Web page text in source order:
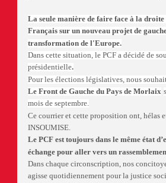
La seule manière de faire face à la
Français sur un nouveau projet de
transformation de l'Europe.
Dans cette situation, le PCF a décidé de
présidentielle.
Pour les élections législatives, nous
Le Front de Gauche du Pays de Morlaix
mois de septembre.
Ce courrier et cette proposition ont, hélas
INSOUMISE.
Le PCF est toujours dans le même état
échange pour aller vers un
Dans chaque circonscription, nos
agisse quotidiennement pour la justice